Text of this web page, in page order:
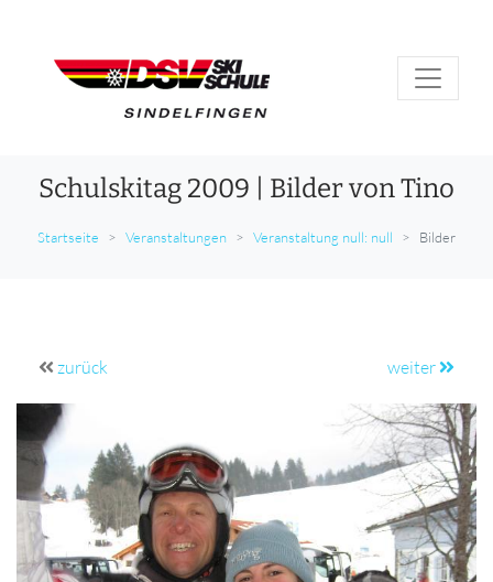
Schulskitag 2009 | Bilder von Tino
Startseite Veranstaltungen Veranstaltung null: null Bilder
zurück weiter